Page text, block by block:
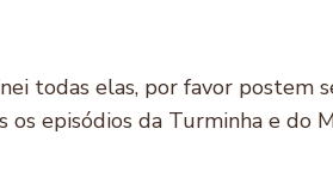
todas elas, por favor postem
episódios da Turminha e do